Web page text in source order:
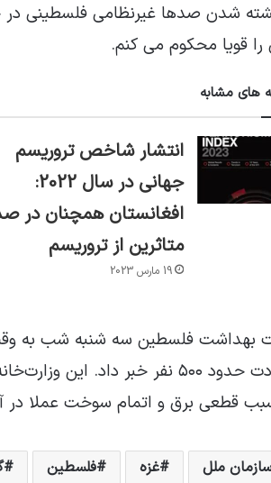
شدن صدها غیرنظامی فلسطینی در
را قویا محکوم می کنم.
های مشابه
انتشار شاخص تروریسم
جهانی در سال 2022:
افغانستان همچنان در
متاثرین از تروریسم
19 مارس 2023
بهداشت فلسطین سه شنبه شب به وقت
شهادت حدود ۵۰۰ نفر خبر داد.
قطعی برق و اتمام سوخت عملا در
ملل غزه فلسطین